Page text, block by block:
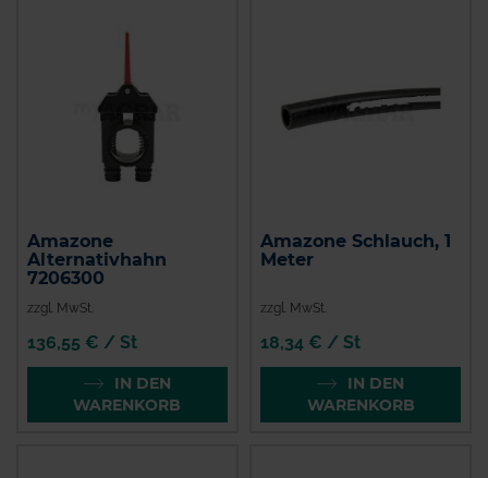
Amazone
Alternativhahn
7206300
zzgl. MwSt.
136,55 € / St
IN DEN
WARENKORB
Amazone Schlauch, 1
Meter
zzgl. MwSt.
18,34 € / St
IN DEN
WARENKORB